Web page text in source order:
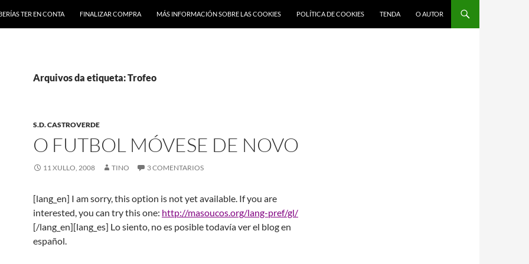
TER EN CONTA FINALIZAR COMPRA MÁS INFORMACIÓN SOBRE LAS COOKIES POLÍTICA DE COOKIES TENDA O AUTOR
Arquivos da etiqueta: Trofeo
S.D. CASTROVERDE
O FUTBOL MÓVESE DE NOVO
11 XULLO, 2008 TINO 3 COMENTARIOS
[lang_en] I am sorry, this option is not yet available. If you are
interested, you can try this one: http://masoucos.org/lang-pref/gl/
[/lang_en][lang_es] Lo siento, no es posible todavía ver el blog en
español.